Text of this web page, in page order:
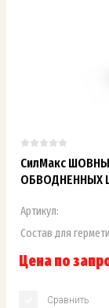
СилМакс
ОБВОДНЕННЫХ
Артикул:
Состав для
Цена по
Сравнить